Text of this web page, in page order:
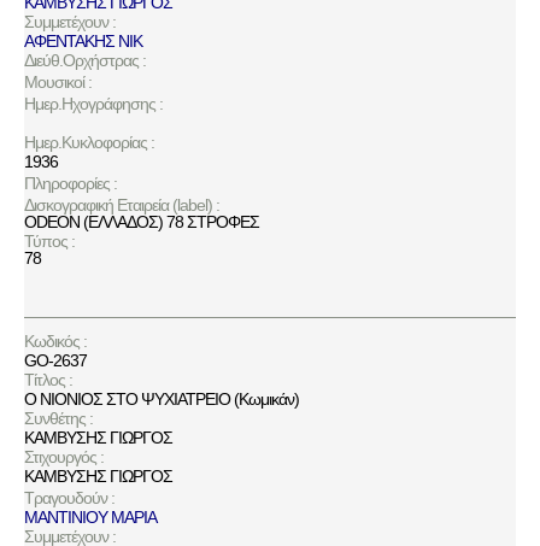
Συμμετέχουν :
ΑΦΕΝΤΑΚΗΣ ΝΙΚ
Διεύθ.Ορχήστρας :
Μουσικοί :
Ημερ.Ηχογράφησης :
Ημερ.Κυκλοφορίας :
1936
Πληροφορίες :
Δισκογραφική Εταιρεία (label) :
ODEON (ΕΛΛΑΔΟΣ) 78 ΣΤΡΟΦΕΣ
Τύπος :
78
Κωδικός :
GO-2637
Τίτλος :
Ο ΝΙΟΝΙΟΣ ΣΤΟ ΨΥΧΙΑΤΡΕΙΟ (Κωμικάν)
Συνθέτης :
ΚΑΜΒΥΣΗΣ ΓΙΩΡΓΟΣ
Στιχουργός :
ΚΑΜΒΥΣΗΣ ΓΙΩΡΓΟΣ
Τραγουδούν :
ΜΑΝΤΙΝΙΟΥ ΜΑΡΙΑ
Συμμετέχουν :